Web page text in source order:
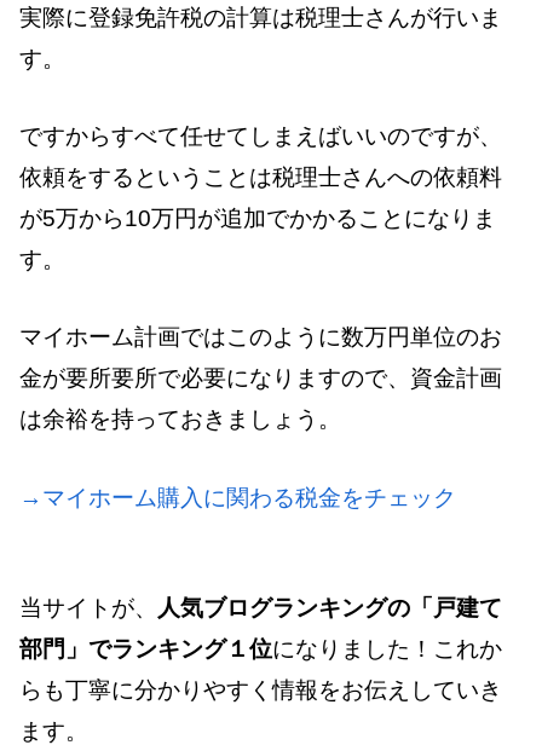
実際に登録免許税の計算は税理士さんが行いま
す。
ですからすべて任せてしまえばいいのですが、
依頼をするということは税理士さんへの依頼料
が5万から10万円が追加でかかることになりま
す。
マイホーム計画ではこのように数万円単位のお
金が要所要所で必要になりますので、資金計画
は余裕を持っておきましょう。
→マイホーム購入に関わる税金をチェック
当サイトが、
人気ブログランキングの「戸建て
部門」でランキング１位になりました！これか
らも丁寧に分かりやすく情報をお伝えしていき
ます。